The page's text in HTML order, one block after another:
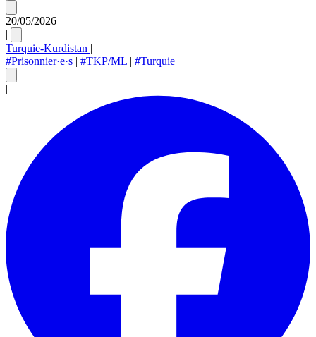
20/05/2026
|
Turquie-Kurdistan |
#Prisonnier·e·s | #TKP/ML | #Turquie
|